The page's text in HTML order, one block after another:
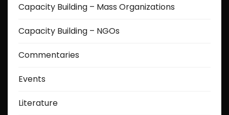
a
g
i
a
Capacity Building – Mass Organizations
Capacity Building – NGOs
Commentaries
Events
Literature